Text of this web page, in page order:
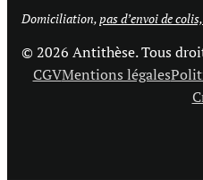
Domiciliation,pas d’envoi de
© 2026 Antithèse. Tous
CGVMentions légales